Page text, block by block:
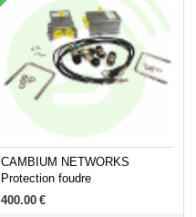
CAMBIUM NETWORKS
Protection foudre
C000065L007A
400.00 €